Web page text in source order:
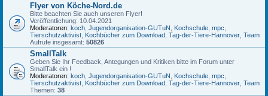
Flyer von Köche-Nord.de
Bitte beachten Sie auch unseren Flyer!
Veröffentlichung: 10.04.2021
Moderatoren: koch Jugendorganisation-GUTuN Kochschule mpc
Tierschutzaktivist Kochbücher zum Download Tag-der-Tiere-Hannover Team
Aufrufe insgesamt: 50826
SmallTalk
Geben Sie Ihr Feedback, Antegungen und Kritiken bitte im Forum unter
SmallTalk ein !
Moderatoren: koch Jugendorganisation-GUTuN Kochschule mpc
Tierschutzaktivist Kochbücher zum Download Tag-der-Tiere-Hannover Team
Themen: 38